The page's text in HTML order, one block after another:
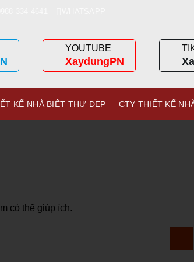
YOUTUBE
XaydungPN
KẾ NHÀ BIỆT THỰ ĐẸP CTY THIẾT KẾ
có thể giúp ích.